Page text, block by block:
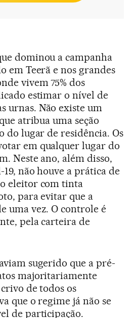
dominou a campanha
em Teerã e nos grandes
vivem 75% dos
estimar o nível de
urnas. Não existe um
atribua uma seção
do lugar de residência. Os
em qualquer lugar do
Neste ano, além disso,
não houve a prática de
eleitor com tinta
para evitar que a
uma vez. O controle é
pela carteira de
sugerido que a pré-
majoritariamente
de todos os
que o regime já não se
de participação.